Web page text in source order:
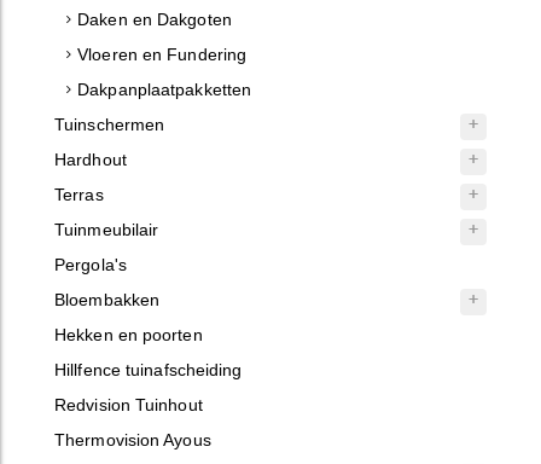
Daken en Dakgoten
Vloeren en Fundering
Dakpanplaatpakketten
Tuinschermen
Hardhout
Terras
Tuinmeubilair
Pergola's
Bloembakken
Hekken en poorten
Hillfence tuinafscheiding
Redvision Tuinhout
Thermovision Ayous